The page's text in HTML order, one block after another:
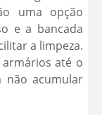
uma opção
e a bancada
a limpeza.
até o
não acumular